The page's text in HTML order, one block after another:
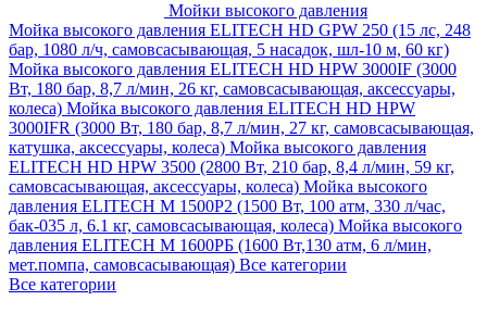
Мойки высокого давления
Мойка высокого давления ELITECH HD GPW 250 (15 лс, 248
бар, 1080 л/ч, самовсасывающая, 5 насадок, шл-10 м, 60 кг)
Мойка высокого давления ELITECH HD HPW 3000IF (3000
Вт, 180 бар, 8,7 л/мин, 26 кг, самовсасывающая, аксессуары,
колеса) Мойка высокого давления ELITECH HD HPW
3000IFR (3000 Вт, 180 бар, 8,7 л/мин, 27 кг, самовсасывающая,
катушка, аксессуары, колеса) Мойка высокого давления
ELITECH HD HPW 3500 (2800 Вт, 210 бар, 8,4 л/мин, 59 кг,
самовсасывающая, аксессуары, колеса) Мойка высокого
давления ELITECH M 1500P2 (1500 Вт, 100 атм, 330 л/час,
бак-035 л, 6.1 кг, самовсасывающая, колеса) Мойка высокого
давления ELITECH М 1600РБ (1600 Вт,130 атм, 6 л/мин,
мет.помпа, самовсасывающая) Все категории
Все категории